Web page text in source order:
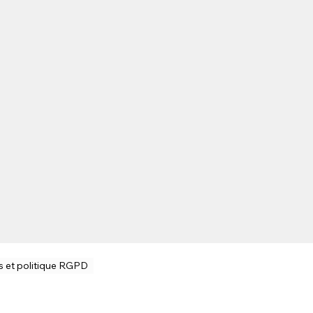
et politique RGPD